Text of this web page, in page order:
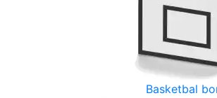
Basketbal